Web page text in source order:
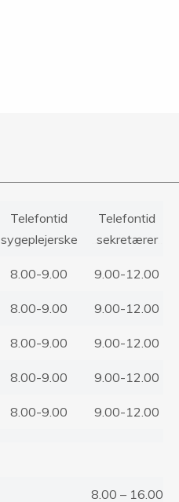
Telefontid
sygeplejerske
Telefontid
sekretærer..
8.00-9.00 9.00-12.00
8.00-9.00 9.00-12.00
8.00-9.00 9.00-12.00
8.00-9.00 9.00-12.00
8.00-9.00 9.00-12.00
8.00 – 16.00